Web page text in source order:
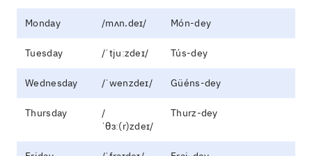
Monday /mʌn.deɪ/ Món-dey
Tuesday /ˈtjuːzdeɪ/ Tús-dey
Wednesday /ˈwenzdeɪ/ Güéns-dey
Thursday
/
ˈθɜː(r)zdeɪ/
Thurz-dey